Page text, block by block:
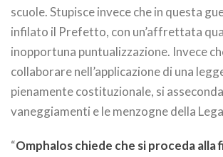
scuole. Stupisce invece che in questa
infilato il Prefetto, con un’affrettata
inopportuna puntualizzazione. Invece
collaborare nell’applicazione di una
pienamente costituzionale, si
vaneggiamenti e le menzogne della
“Omphalos chiede che si proceda alla